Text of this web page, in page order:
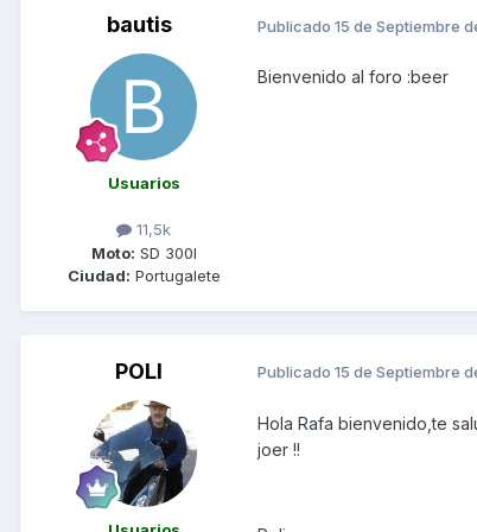
bautis
Usuarios
11,5k
Moto: SD 300I
Ciudad: Portugalete
Publicado 15 de Septiembre
Bienvenido al foro :beer
POLI Publicado 15 de Septiembre
Hola Rafa bienvenido,te
joer !!